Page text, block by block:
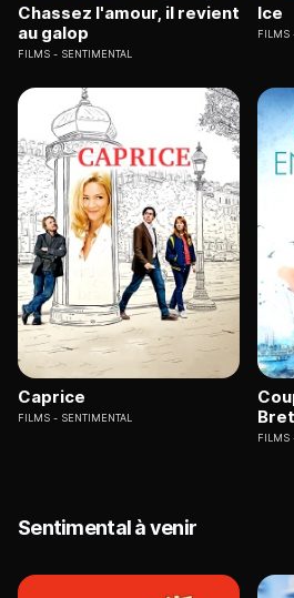
Chassez l'amour, il revient
au galop
FILMS SENTIMENTAL
Ice
FILMS
Caprice
FILMS SENTIMENTAL
FILMS
Sentimental à venir